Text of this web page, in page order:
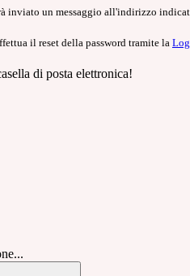
inviato un messaggio all'indirizzo
il reset della password tramite la
di posta elettronica!